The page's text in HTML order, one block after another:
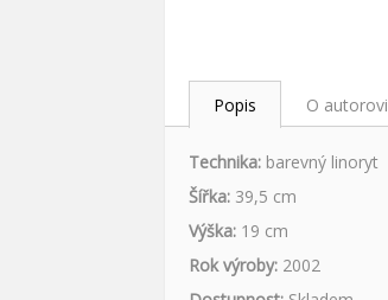
Popis O autorovi
Technika: barevný linoryt
Šířka: 39,5 cm
Výška: 19 cm
Rok výroby: 2002